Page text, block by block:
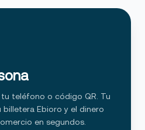
tu teléfono o código QR. Tu
Ebioro y el dinero
en segundos.